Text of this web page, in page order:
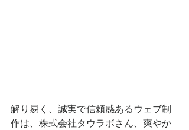
解り易く、誠実で信頼感あるウェブ制
作は、株式会社タウラボさん、爽やか